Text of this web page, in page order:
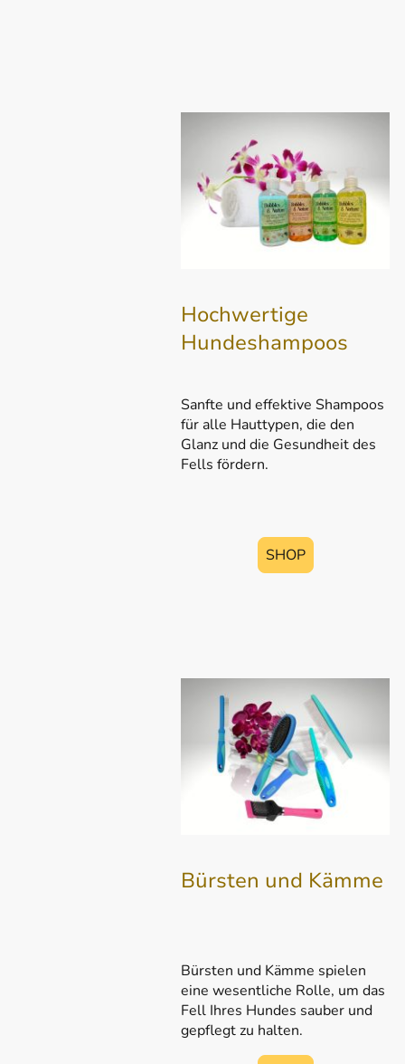
Hochwertige
Hundeshampoos
Sanfte und effektive Shampoos
für alle Hauttypen, die den
Glanz und die Gesundheit des
Fells fördern.
SHOP
Bürsten und Kämme
Bürsten und Kämme spielen
eine wesentliche Rolle, um das
Fell Ihres Hundes sauber und
gepflegt zu halten.